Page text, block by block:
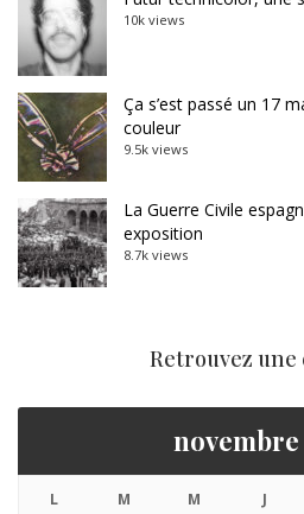
10k views
Ça s’est passé un 17
couleur
9.5k views
La Guerre Civile
exposition
8.7k views
Retrouvez une
novembre
L M M J